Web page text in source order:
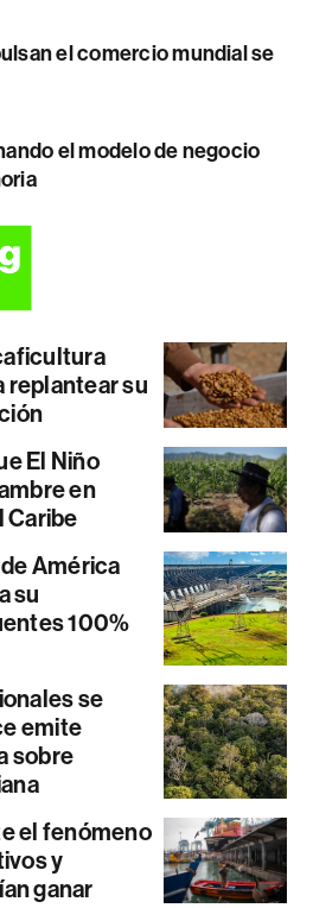
el comercio mundial se
el modelo de negocio
replantear su
El Niño
en
Caribe
América
su
100%
se
emite
sobre
el fenómeno
y
ganar